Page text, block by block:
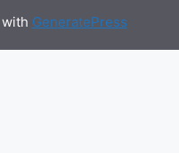
GeneratePress